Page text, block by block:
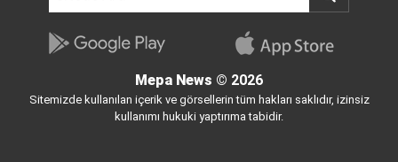
Mepa News © 2026
Sitemizde kullanılan içerik ve görsellerin tüm hakları saklıdır, izinsiz
kullanımı hukuki yaptırıma tabidir.